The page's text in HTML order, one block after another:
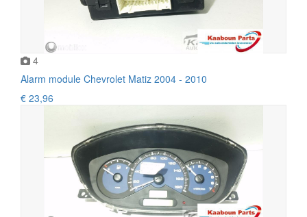
4
Alarm module Chevrolet Matiz 2004 - 2010
€ 23,96